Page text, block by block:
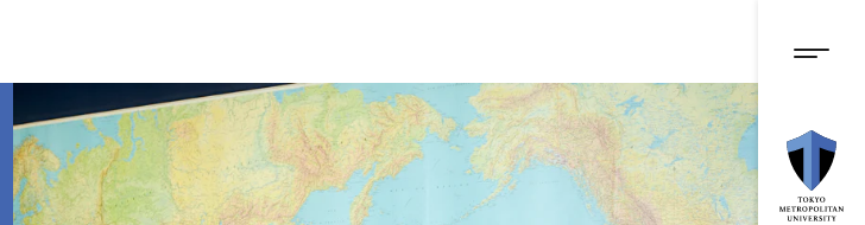
ン
ン
ツ
に
ス
メニ